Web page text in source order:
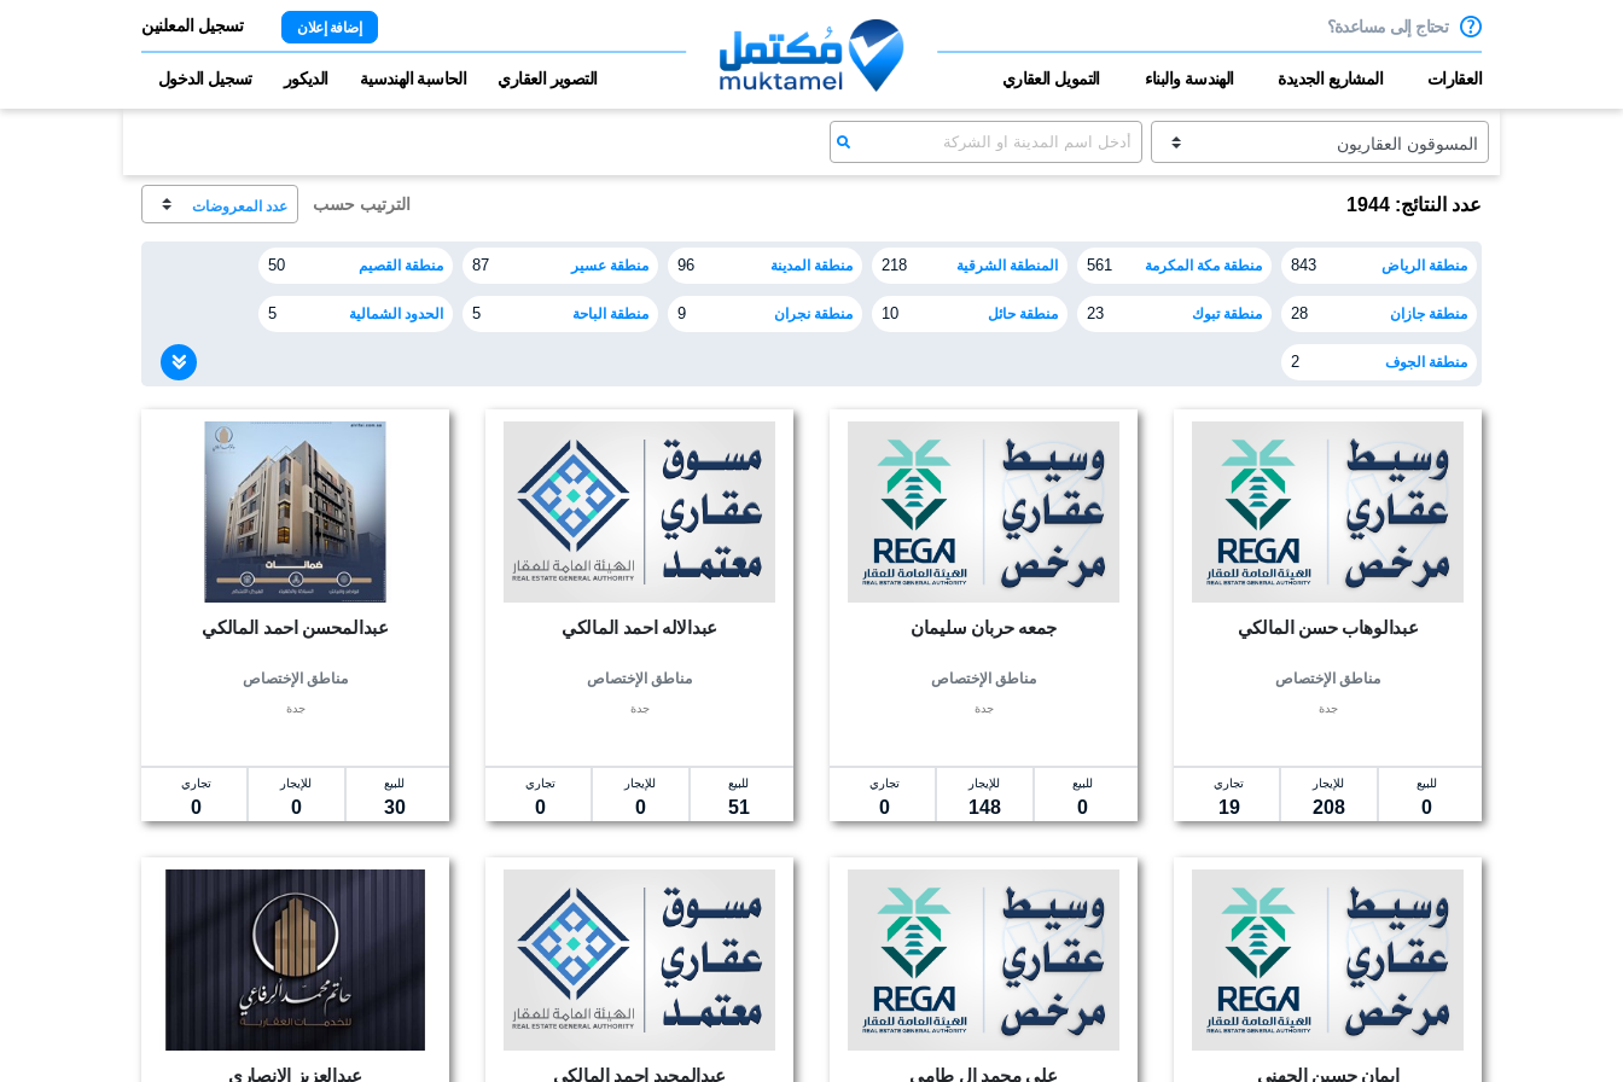
تحتاج إلى مساعدة؟ إضافة إعلان تسجيل المعلنين
العقارات المشاريع الجديدة الهندسة والبناء التمويل العقاري التصوير العقاري الحاسبة الهندسية الديكور تسجيل الدخول
عدد النتائج: 1944 الترتيب حسب
منطقة الرياض 843 منطقة مكة المكرمة 561 المنطقة الشرقية 218 منطقة المدينة 96 منطقة عسير 87 منطقة القصيم 50
منطقة جازان 28 منطقة تبوك 23 منطقة حائل 10 منطقة نجران 9 منطقة الباحة 5 الحدود الشمالية 5
منطقة الجوف 2
عبدالوهاب حسن المالكي
مناطق الإختصاص
جدة
للبيع
0
للإيجار
208
تجاري
19
جمعه حربان سليمان
مناطق الإختصاص
جدة
للبيع
0
للإيجار
148
تجاري
0
عبدالاله احمد المالكي
مناطق الإختصاص
جدة
للبيع
51
للإيجار
0
تجاري
0
عبدالمحسن احمد المالكي
مناطق الإختصاص
جدة
للبيع
30
للإيجار
0
تجاري
0
ايمان حسين الجهني علي محمد ال طامي عبدالمجيد احمد المالكي عبدالعزيز الانصارى